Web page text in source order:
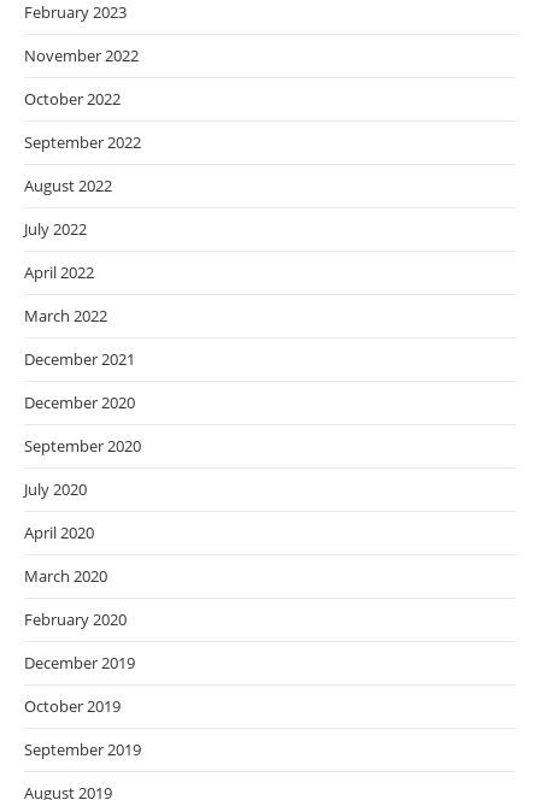
February 2023
November 2022
October 2022
September 2022
August 2022
July 2022
April 2022
March 2022
December 2021
December 2020
September 2020
July 2020
April 2020
March 2020
February 2020
December 2019
October 2019
September 2019
August 2019